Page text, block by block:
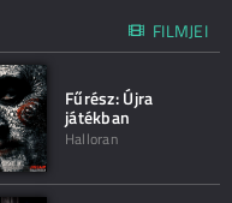
FILMJEI
Fűrész: Újra
játékban
Halloran